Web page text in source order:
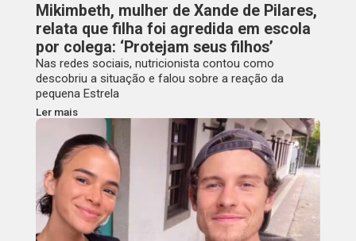
Mikimbeth, mulher de Xande de Pilares,
relata que filha foi agredida em escola
por colega: ‘Protejam seus filhos’
Nas redes sociais, nutricionista contou como
descobriu a situação e falou sobre a reação da
pequena Estrela
Ler mais